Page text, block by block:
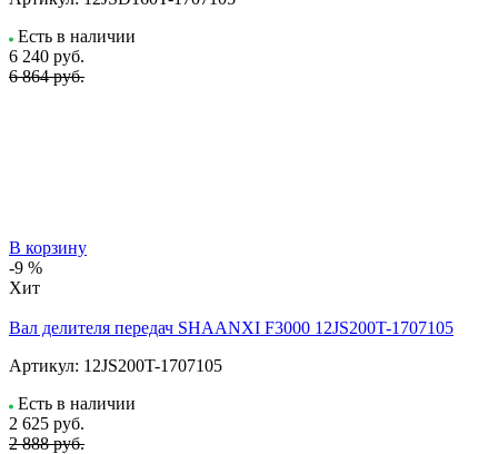
Есть в наличии
6 240 руб.
6 864 руб.
В корзину
-9 %
Хит
Вал делителя передач SHAANXI F3000 12JS200T-1707105
Артикул: 12JS200T-1707105
Есть в наличии
2 625 руб.
2 888 руб.